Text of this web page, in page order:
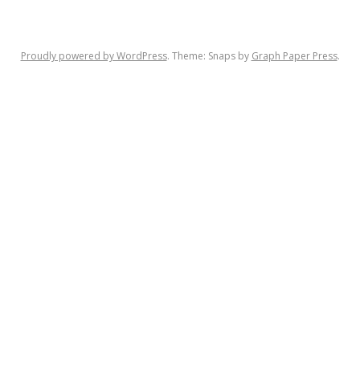
Proudly powered by WordPress. Theme: Snaps by Graph Paper Press.